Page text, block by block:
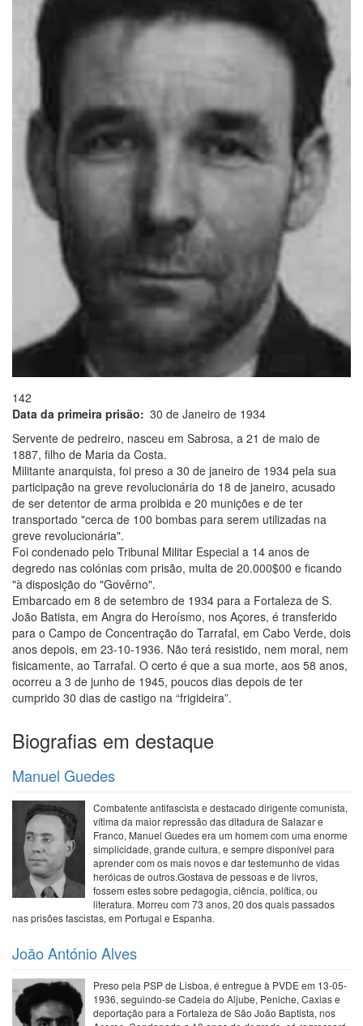
142
Data da primeira prisão
30 de Janeiro de 1934
Servente de pedreiro, nasceu em Sabrosa, a 21 de maio de
1887, filho de Maria da Costa.
Militante anarquista, foi preso a 30 de janeiro de 1934 pela sua
participação na greve revolucionária do 18 de janeiro, acusado
de ser detentor de arma proibida e 20 munições e de ter
transportado "cerca de 100 bombas para serem utilizadas na
greve revolucionária".
Foi condenado pelo Tribunal Militar Especial a 14 anos de
degredo nas colónias com prisão, multa de 20.000$00 e ficando
"à disposição do "Govêrno".
Embarcado em 8 de setembro de 1934 para a Fortaleza de S.
João Batista, em Angra do Heroísmo, nos Açores, é transferido
para o Campo de Concentração do Tarrafal, em Cabo Verde, dois
anos depois, em 23-10-1936. Não terá resistido, nem moral, nem
fisicamente, ao Tarrafal. O certo é que a sua morte, aos 58 anos,
ocorreu a 3 de junho de 1945, poucos dias depois de ter
cumprido 30 dias de castigo na “frigideira”.
Biografias em destaque
Manuel Guedes
Combatente antifascista e destacado dirigente comunista,
vítima da maior repressão das ditadura de Salazar e
Franco, Manuel Guedes era um homem com uma enorme
simplicidade, grande cultura, e sempre disponível para
aprender com os mais novos e dar testemunho de vidas
heróicas de outros.Gostava de pessoas e de livros,
fossem estes sobre pedagogia, ciência, política, ou
literatura. Morreu com 73 anos, 20 dos quais passados
nas prisões fascistas, em Portugal e Espanha.
João António Alves
Preso pela PSP de Lisboa, é entregue à PVDE em 13-05-
1936, seguindo-se Cadeia do Aljube, Peniche, Caxias e
deportação para a Fortaleza de São João Baptista, nos